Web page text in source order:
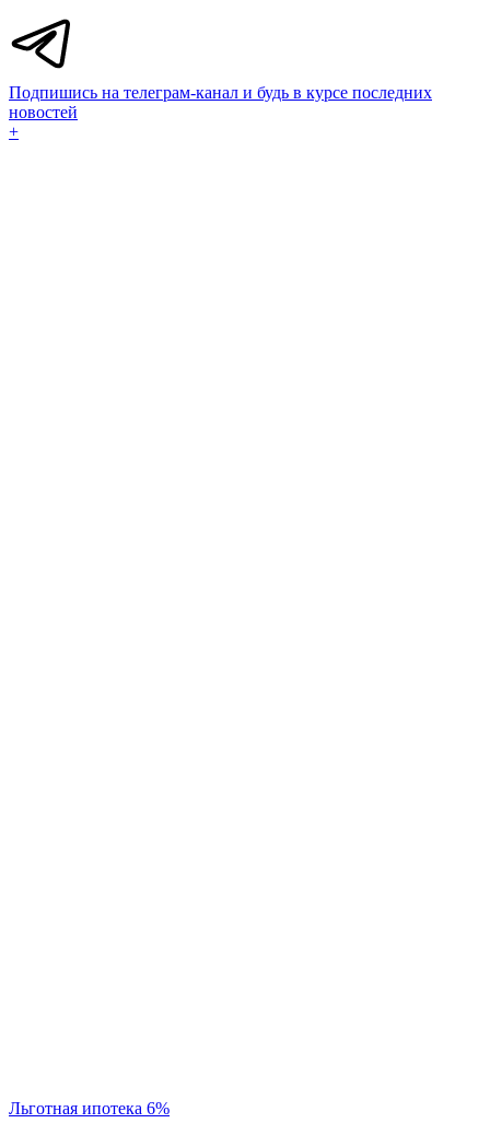
Подпишись на телеграм-канал и будь в курсе последних
новостей
+
Льготная ипотека 6%